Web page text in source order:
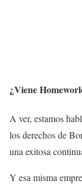
¿Viene
A ver, estamos
los derechos de
una exitosa
Y esa misma